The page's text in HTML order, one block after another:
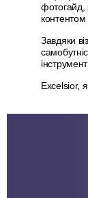
фотогайд,
контентом
Завдяки
Excelsior,